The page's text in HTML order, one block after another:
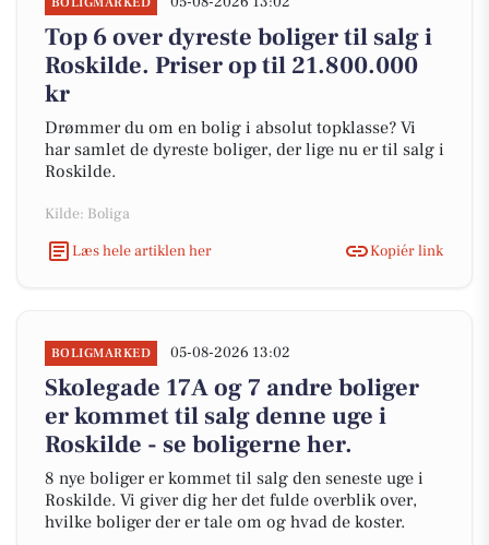
Top 6 over dyreste boliger til salg i
Roskilde. Priser op til 21.800.000
kr
Drømmer du om en bolig i absolut topklasse? Vi
har samlet de dyreste boliger, der lige nu er til salg i
Roskilde.
Kilde: Boliga
Læs hele artiklen her
Kopiér link
BOLIGMARKED 05-08-2026 13:02
Skolegade 17A og 7 andre boliger
er kommet til salg denne uge i
Roskilde - se boligerne her.
8 nye boliger er kommet til salg den seneste uge i
Roskilde. Vi giver dig her det fulde overblik over,
hvilke boliger der er tale om og hvad de koster.